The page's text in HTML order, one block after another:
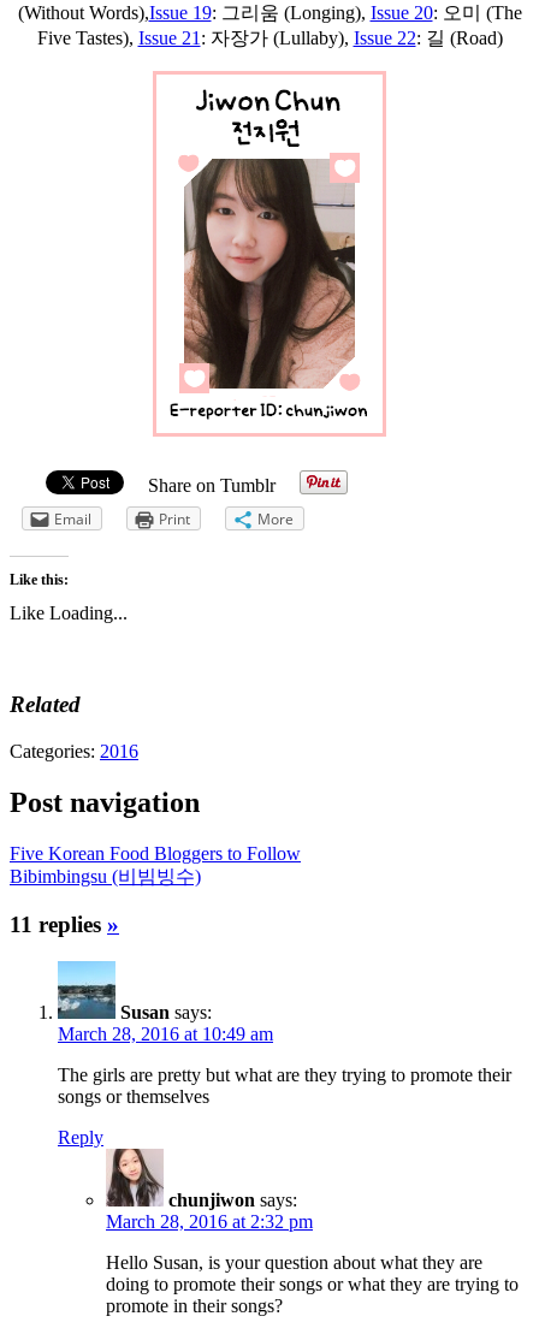
(Without Words),Issue 19: 그리움 (Longing), Issue 20: 오미 (The
Five Tastes), Issue 21 : 자장가 (Lullaby), Issue 22: 길 (Road)
Share on Tumblr
Email
Print More
Like this:
Like Loading...
Related
Categories: 2016
Post navigation
Five Korean Food Bloggers to Follow
Bibimbingsu (비빔빙수)
11 replies »
Susan says:
March 28, 2016 at 10:49 am
The girls are pretty but what are they trying to promote their
songs or themselves
Reply
chunjiwon says:
March 28, 2016 at 2:32 pm
Hello Susan, is your question about what they are
doing to promote their songs or what they are trying to
promote in their songs?